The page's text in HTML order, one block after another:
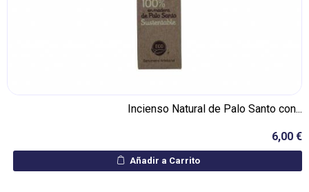
Incienso Natural de Palo Santo con...
6,00 €
Añadir a Carrito